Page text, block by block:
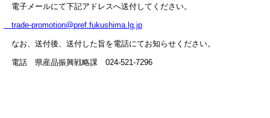
電子メールにて下記アドレスへ送付してください。
trade-promotion@pref.fukushima.lg.jp
なお、送付後、送付した旨を電話にてお知らせください。
電話 県産品振興戦略課 024-521-7296